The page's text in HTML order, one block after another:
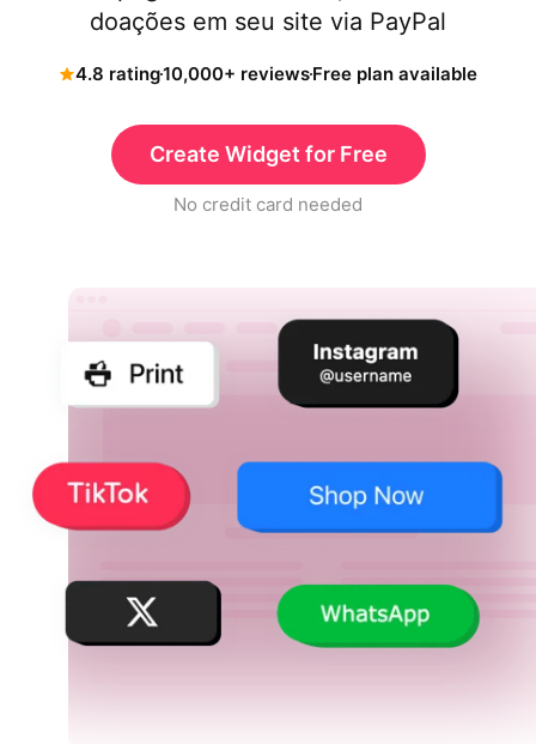
doações em seu site via PayPal
4.8 rating10,000+ reviewsFree plan available
Create Widget for Free
No credit card needed